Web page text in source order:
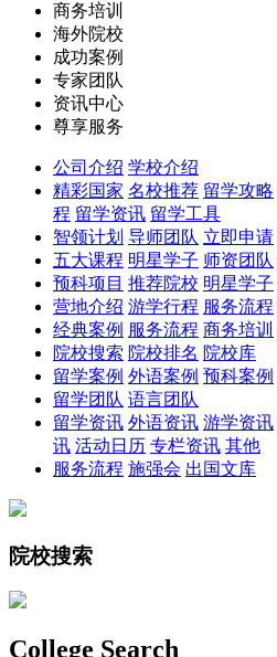
商务培训
海外院校
成功案例
专家团队
资讯中心
尊享服务
公司介绍 学校介绍
精彩国家 名校推荐 留学攻略
程 留学资讯 留学工具
智领计划 导师团队 立即申请
五大课程 明星学子 师资团队
预科项目 推荐院校 明星学子
营地介绍 游学行程 服务流程
经典案例 服务流程 商务培训
院校搜索 院校排名 院校库
留学案例 外语案例 预科案例
留学团队 语言团队
留学资讯 外语资讯 游学资讯
讯 活动日历 专栏资讯 其他
服务流程 施强会 出国文库
院校搜索
College Search